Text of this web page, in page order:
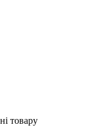
товару